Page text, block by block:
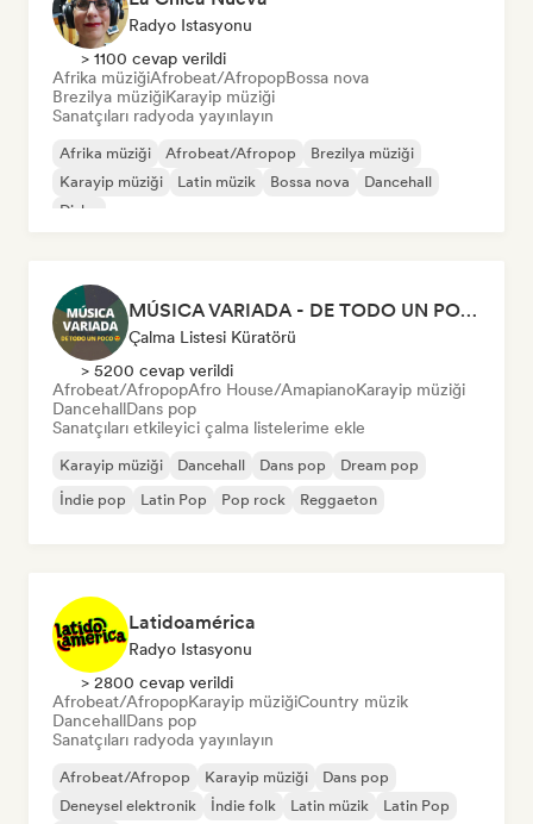
Radyo Istasyonu
> 1100 cevap verildi
Afrika müziğiAfrobeat/AfropopBossa nova
Brezilya müziğiKarayip müziği
Sanatçıları radyoda yayınlayın
Afrika müziği Afrobeat/Afropop
Brezilya müziği
Karayip müziği
Latin müzik Bossa nova
Dancehall
Disko
MÚSICA VARIADA - DE TODO UN POCO
Çalma Listesi Küratörü
> 5200 cevap verildi
Afrobeat/AfropopAfro House/AmapianoKarayip müziği
DancehallDans pop
Sanatçıları etkileyici çalma listelerime ekle
Karayip müziği Dancehall Dans pop
Dream pop
İndie pop
Latin Pop Pop rock Reggaeton
Latidoamérica
Radyo Istasyonu
> 2800 cevap verildi
Afrobeat/AfropopKarayip müziğiCountry müzik
DancehallDans pop
Sanatçıları radyoda yayınlayın
Afrobeat/Afropop Karayip müziği
Dans pop
Deneysel elektronik
İndie folk Latin müzik
Latin Pop